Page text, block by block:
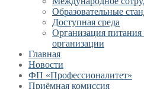
Образовательные
Доступная среда
Организация питания
организации
Главная
Новости
ФП «Профессионалитет»
Приёмная комиссия